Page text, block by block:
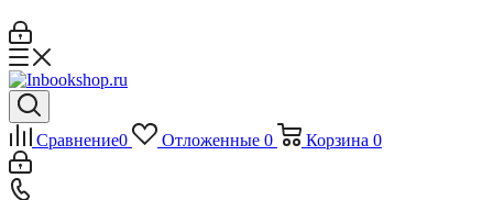
Сравнение0 Отложенные 0 Корзина 0